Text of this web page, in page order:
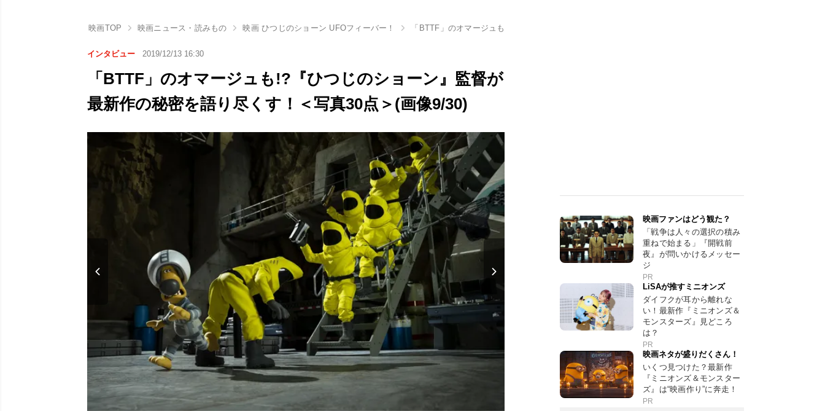
映画TOP 映画ニュース・読みもの 映画 ひつじのショーン UFOフィーバー！ 「BTTF」のオマージュも!?『ひつじのショーン』監督が最新作の秘密を語り尽くす！＜写真30点＞
インタビュー 2019/12/13 16:30
「BTTF」のオマージュも!?『ひつじのショーン』監督が
最新作の秘密を語り尽くす！＜写真30点＞(画像9/30)
映画ファンはどう観た？
「戦争は人々の選択の積み
重ねで始まる」『開戦前
夜』が問いかけるメッセー
ジ
PR
LiSAが推すミニオンズ
ダイフクが耳から離れな
い！最新作『ミニオンズ＆
モンスターズ』見どころ
は？
PR
映画ネタが盛りだくさん！
いくつ見つけた？最新作
『ミニオンズ＆モンスター
ズ』は“映画作り”に奔走！
PR